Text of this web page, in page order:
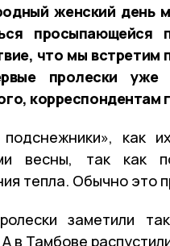
женский день
что мы
пролески
корреспондентам
подснежники», как
весны, так как
тепла. Обычно это
заметили
в Тамбове